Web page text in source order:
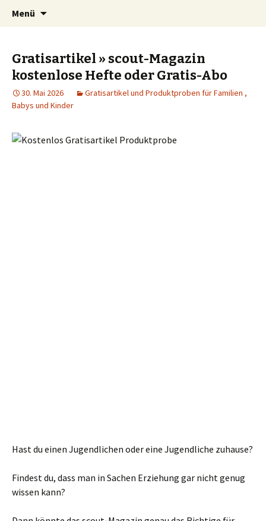
SparZwerge.de
Kindersachen kostenlos, Deals, Rabatte für
Eltern
Menü
Gratisartikel » scout-Magazin
kostenlose Hefte oder Gratis-Abo
30. Mai 2026
Gratisartikel und Produktproben für Familien ,
Babys und Kinder
Hast du einen Jugendlichen oder eine Jugendliche zuhause?
Findest du, dass man in Sachen Erziehung gar nicht genug
wissen kann?